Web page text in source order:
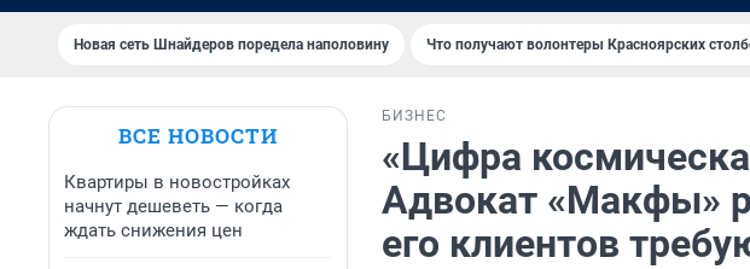
Новая сеть Шнайдеров поредела наполовину Что получают волонтеры Красноярских
ВСЕ НОВОСТИ
Квартиры в новостройках
начнут дешеветь — когда
ждать снижения цен
БИЗНЕС
«Цифра
Адвокат «Макфы»
его клиентов